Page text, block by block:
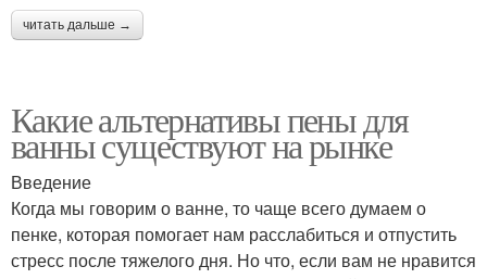
читать дальше →
Какие альтернативы пены для
ванны существуют на рынке
Введение
Когда мы говорим о ванне, то чаще всего думаем о
пенке, которая помогает нам расслабиться и отпустить
стресс после тяжелого дня. Но что, если вам не нравится